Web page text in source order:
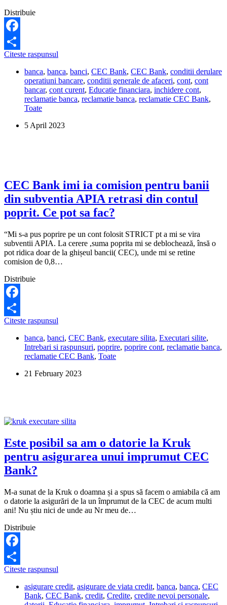
Distribuie
Facebook
Share
Citeste raspunsul
inchide
un
cont
la
banca, banca, banci, CEC Bank, CEC Bank, conditii derulare
operatiuni bancare, conditii generale de afaceri, cont, cont
bancar, cont curent, Educatie financiara, inchidere cont,
reclamatie banca, reclamatie banca, reclamatie CEC Bank,
Toate
5 April 2023
CEC Bank imi ia comision pentru banii
din subventia APIA retrasi din contul
poprit. Ce pot sa fac?
“Mi s-a pus poprire pe un cont folosit STRICT pt a mi se vira
subventii APIA. La cerere ,suma poprita mi se deblochează, însă o
pot ridica doar de la ghișeul bancii( CEC), unde mi se retine
comision de 0,8…
Distribuie
Facebook
Share
Citeste raspunsul
imi
ia
comision
banii
din
poprit.
Ce
pot
banca, banci, CEC Bank, executare silita, Executari silite,
Intrebari si raspunsuri, poprire, poprire cont, reclamatie banca,
reclamatie CEC Bank, Toate
21 February 2023
Este posibil sa am o datorie la Kruk
pentru asigurarea unui imprumut CEC
Bank?
M-a sunat de la Kruk o doamna și a spus să facem o amiabila că am
o datorie la asigurări de la un împrumut de la CEC de acum multi
ani! Nu știu nici de unde au Nr meu de…
Distribuie
Facebook
Share
Citeste raspunsul
sa
am
asigurare credit, asigurare de viata credit, banca, banca, CEC
Bank, CEC Bank, credit, Credite, credite nevoi personale,